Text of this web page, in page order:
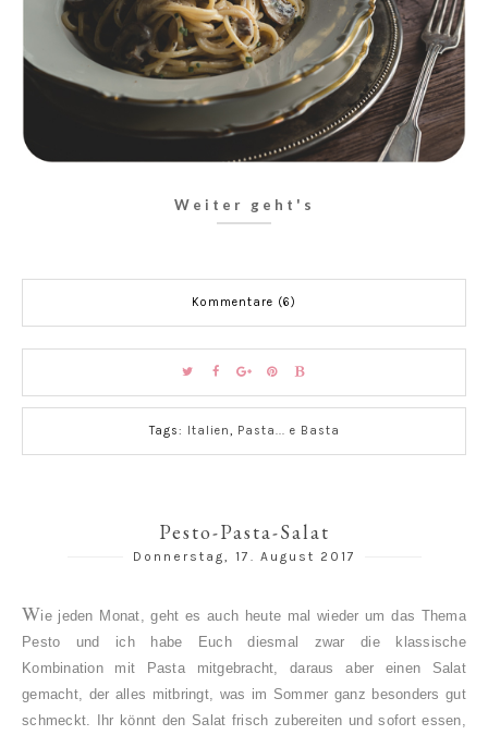
Weiter geht's
Kommentare (6)
Tags: Italien, Pasta... e Basta
Pesto-Pasta-Salat
Donnerstag, 17. August 2017
Wie jeden Monat, geht es auch heute mal wieder um das Thema
Pesto und ich habe Euch diesmal zwar die klassische
Kombination mit Pasta mitgebracht, daraus aber einen Salat
gemacht, der alles mitbringt, was im Sommer ganz besonders gut
schmeckt. Ihr könnt den Salat frisch zubereiten und sofort essen,